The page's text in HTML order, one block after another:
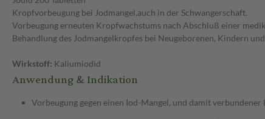
Kropfvorbeugung bei Jodmangel,auch in der Schwangerschaft.
Vorbeugung erneuten Kropfwachstums nach Abschluß einer
Behandlung des Jodmangelkropfes bei Neugeborenen, Kindern
Wirkstoff: Kaliumiodid
Anwendung & Indikation
Vorbeugung gegen einen Iod-Mangel, und damit